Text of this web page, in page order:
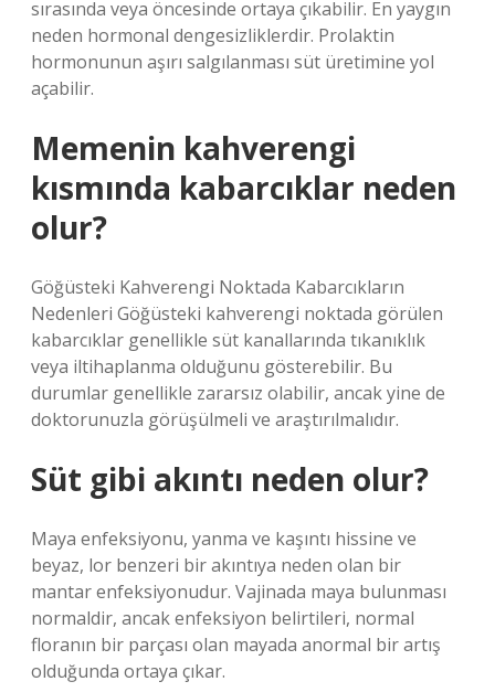
sırasında veya öncesinde ortaya çıkabilir. En yaygın
neden hormonal dengesizliklerdir. Prolaktin
hormonunun aşırı salgılanması süt üretimine yol
açabilir.
Memenin kahverengi
kısmında kabarcıklar neden
olur?
Göğüsteki Kahverengi Noktada Kabarcıkların
Nedenleri Göğüsteki kahverengi noktada görülen
kabarcıklar genellikle süt kanallarında tıkanıklık
veya iltihaplanma olduğunu gösterebilir. Bu
durumlar genellikle zararsız olabilir, ancak yine de
doktorunuzla görüşülmeli ve araştırılmalıdır.
Süt gibi akıntı neden olur?
Maya enfeksiyonu, yanma ve kaşıntı hissine ve
beyaz, lor benzeri bir akıntıya neden olan bir
mantar enfeksiyonudur. Vajinada maya bulunması
normaldir, ancak enfeksiyon belirtileri, normal
floranın bir parçası olan mayada anormal bir artış
olduğunda ortaya çıkar.